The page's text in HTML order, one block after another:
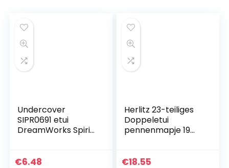
Undercover
SIPR0691 etui
DreamWorks Spirit,
€6.48
Herlitz 23-teiliges
Doppeletui
pennenmapje 19
€18.55